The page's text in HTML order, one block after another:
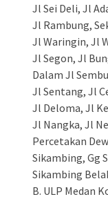
Jl Sei Deli, Jl
Jl Rambung,
Jl Waringin, Jl
Jl Segon, Jl
Dalam Jl
Jl Sentang, Jl
Jl Deloma, Jl
Jl Nangka, Jl
Percetakan
Sikambing, Gg
Sikambing
B. ULP Medan